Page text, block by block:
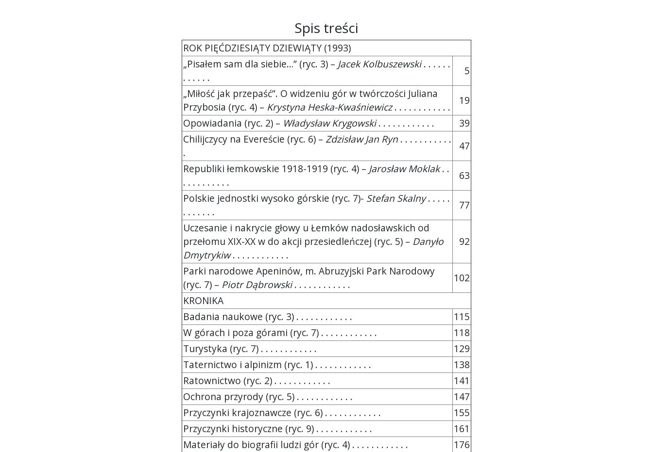
Spis treści
ROK PIĘĆDZIESIĄTY DZIEWIĄTY (1993)
„Pisałem sam dla siebie…” (ryc. 3) – Jacek Kolbuszewski. . . . . .
. . . . . .
5
„Miłość jak przepaść”. O widzeniu gór w twórczości Juliana
Przybosia (ryc. 4) – Krystyna Heska-Kwaśniewicz. . . . . . . . . . . .
19
Opowiadania (ryc. 2) – Władysław Krygowski. . . . . . . . . . . .
39
Chilijczycy na Evereście (ryc. 6) – Zdzisław Jan Ryn . . . . . . . . . . .
.
47
Republiki łemkowskie 1918-1919 (ryc. 4) – Jarosław Moklak. .
. . . . . . . . . .
63
Polskie jednostki wysoko górskie (ryc. 7)- Stefan Skalny. . . . .
. . . . . . .
77
Uczesanie i nakrycie głowy u Łemków nadosławskich od
przełomu XIX-XX w do akcji przesiedleńczej (ryc. 5) – Danyło
Dmytrykiw. . . . . . . . . . . .
92
Parki narodowe Apeninów, m. Abruzyjski Park Narodowy
(ryc. 7) – Piotr Dąbrowski. . . . . . . . . . . .
102
KRONIKA
Badania naukowe (ryc. 3) . . . . . . . . . . . .
115
W górach i poza górami (ryc. 7) . . . . . . . . . . . .
118
Turystyka (ryc. 7) . . . . . . . . . . . .
129
Taternictwo i alpinizm (ryc. 1) . . . . . . . . . . . .
138
Ratownictwo (ryc. 2) . . . . . . . . . . . .
141
Ochrona przyrody (ryc. 5) . . . . . . . . . . . .
147
Przyczynki krajoznawcze (ryc. 6) . . . . . . . . . . . .
155
Przyczynki historyczne (ryc. 9) . . . . . . . . . . . .
161
Materiały do biografii ludzi gór (ryc. 4) . . . . . . . . . . . .
176